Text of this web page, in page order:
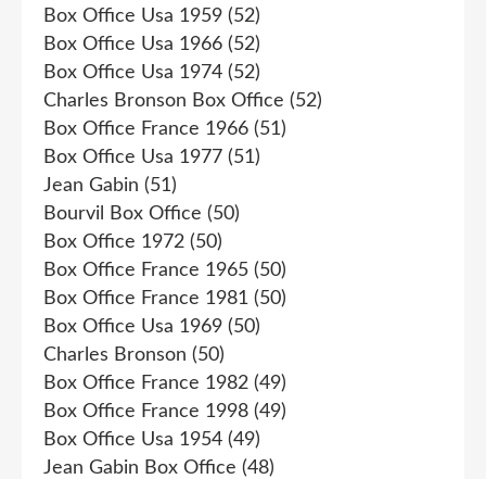
Box Office Usa 1959 (52)
Box Office Usa 1966 (52)
Box Office Usa 1974 (52)
Charles Bronson Box Office (52)
Box Office France 1966 (51)
Box Office Usa 1977 (51)
Jean Gabin (51)
Bourvil Box Office (50)
Box Office 1972 (50)
Box Office France 1965 (50)
Box Office France 1981 (50)
Box Office Usa 1969 (50)
Charles Bronson (50)
Box Office France 1982 (49)
Box Office France 1998 (49)
Box Office Usa 1954 (49)
Jean Gabin Box Office (48)